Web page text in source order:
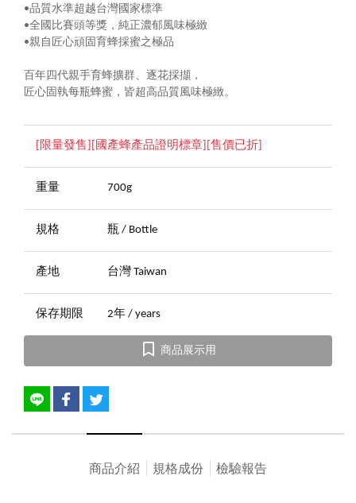
•品質水準超越台灣國家標準
•全國比賽頭等獎，純正濃郁風味極緻
•親自匠心頑固育蜂採蜜之極品
百年四代親手育蜂擴群、逐花採擷，
匠心固執每瓶蜂蜜，皆超高品質風味極緻。
[限量發售][國產蜂產品證明標章][售價已折]
重量 700g
規格 瓶 / Bottle
產地 台灣 Taiwan
保存期限 2年 / years
商品展示用
商品介紹 規格成份 檢驗報告